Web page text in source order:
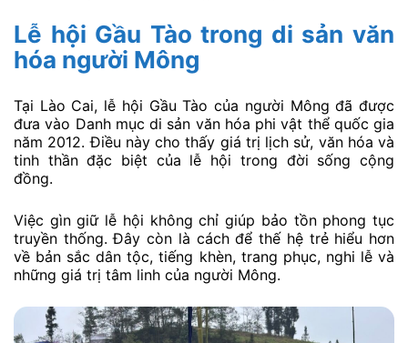
Lễ hội Gầu Tào trong di sản văn
hóa người Mông
Tại Lào Cai, lễ hội Gầu Tào của người Mông đã được
đưa vào Danh mục di sản văn hóa phi vật thể quốc gia
năm 2012. Điều này cho thấy giá trị lịch sử, văn hóa và
tinh thần đặc biệt của lễ hội trong đời sống cộng
đồng.
Việc gìn giữ lễ hội không chỉ giúp bảo tồn phong tục
truyền thống. Đây còn là cách để thế hệ trẻ hiểu hơn
về bản sắc dân tộc, tiếng khèn, trang phục, nghi lễ và
những giá trị tâm linh của người Mông.